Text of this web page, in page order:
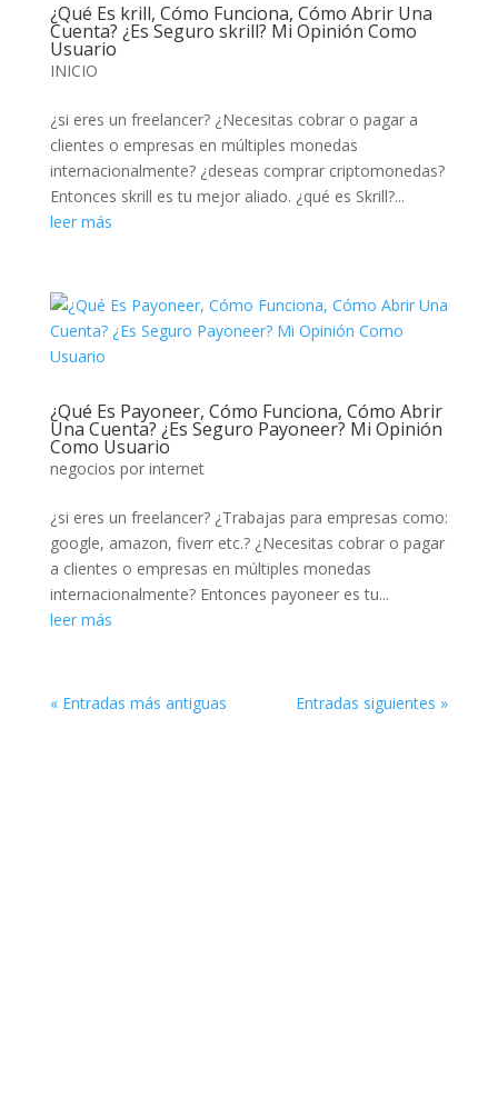
¿Qué Es krill, Cómo Funciona, Cómo Abrir Una
Cuenta? ¿Es Seguro skrill? Mi Opinión Como
Usuario
INICIO
¿si eres un freelancer? ¿Necesitas cobrar o pagar a
clientes o empresas en múltiples monedas
internacionalmente? ¿deseas comprar criptomonedas?
Entonces skrill es tu mejor aliado. ¿qué es Skrill?...
leer más
¿Qué Es Payoneer, Cómo Funciona, Cómo Abrir
Una Cuenta? ¿Es Seguro Payoneer? Mi Opinión
Como Usuario
negocios por internet
¿si eres un freelancer? ¿Trabajas para empresas como:
google, amazon, fiverr etc.? ¿Necesitas cobrar o pagar
a clientes o empresas en múltiples monedas
internacionalmente? Entonces payoneer es tu...
leer más
« Entradas más antiguas Entradas siguientes »